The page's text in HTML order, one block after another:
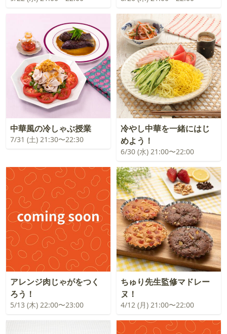
中華風の冷しゃぶ授業
7/31 (土) 21:30〜22:30
冷やし中華を一緒にはじ
めよう！
6/30 (水) 21:00〜22:00
アレンジ肉じゃがをつく
ろう！
5/13 (木) 22:00〜23:00
ちゅり先生監修マドレー
ヌ！
4/12 (月) 21:00〜22:00